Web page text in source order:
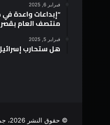
فبراير 6, 2025
“إبداعات واعدة
منتصف العام
فبراير 5, 2025
هل ستحارب
© حقوق النشر 2026، جميع الحقوق محفوظة |